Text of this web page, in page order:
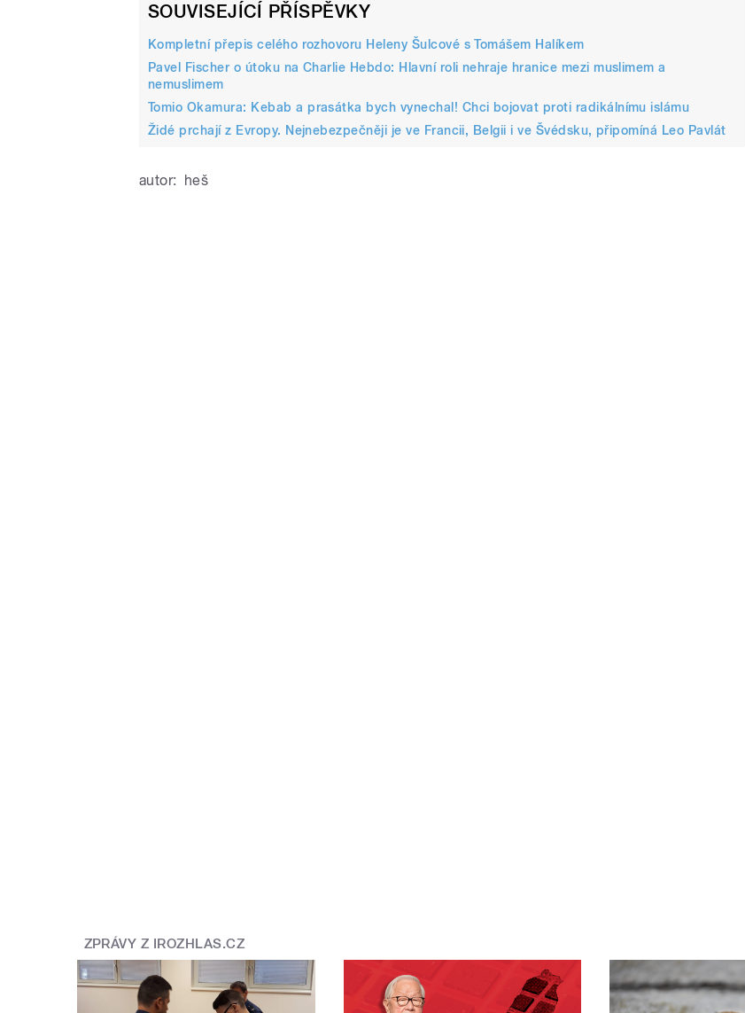
SOUVISEJÍCÍ PŘÍSPĚVKY
Kompletní přepis celého rozhovoru Heleny Šulcové s Tomášem Halíkem
Pavel Fischer o útoku na Charlie Hebdo: Hlavní roli nehraje hranice mezi muslimem a
nemuslimem
Tomio Okamura: Kebab a prasátka bych vynechal! Chci bojovat proti radikálnímu islámu
Židé prchají z Evropy. Nejnebezpečněji je ve Francii, Belgii i ve Švédsku, připomíná Leo Pavlát
autor: heš
ZPRÁVY Z IROZHLAS.CZ